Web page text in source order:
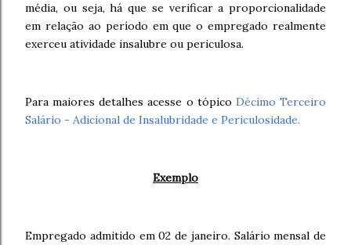
média, ou seja, há que se verificar a proporcionalidade
em relação ao período em que o empregado realmente
exerceu atividade insalubre ou periculosa.
Para maiores detalhes acesse o tópico Décimo Terceiro
Salário - Adicional de Insalubridade e Periculosidade.
Exemplo
Empregado admitido em 02 de janeiro. Salário mensal de